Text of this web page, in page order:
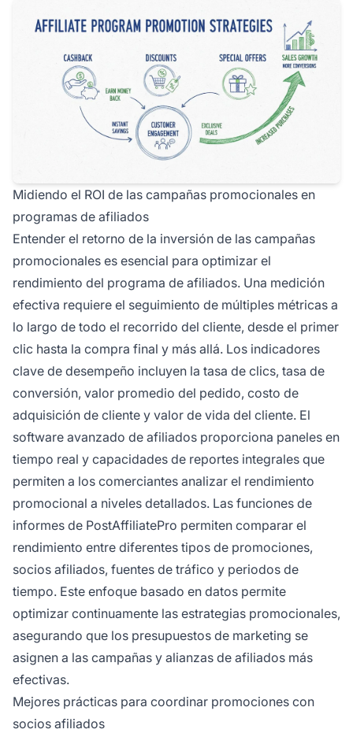
Midiendo el ROI de las campañas promocionales en
programas de afiliados
Entender el retorno de la inversión de las campañas
promocionales es esencial para optimizar el
rendimiento del programa de afiliados. Una medición
efectiva requiere el seguimiento de múltiples métricas a
lo largo de todo el recorrido del cliente, desde el primer
clic hasta la compra final y más allá. Los indicadores
clave de desempeño incluyen la tasa de clics, tasa de
conversión, valor promedio del pedido, costo de
adquisición de cliente y valor de vida del cliente. El
software avanzado de afiliados proporciona paneles en
tiempo real y capacidades de reportes integrales que
permiten a los comerciantes analizar el rendimiento
promocional a niveles detallados. Las funciones de
informes de PostAffiliatePro permiten comparar el
rendimiento entre diferentes tipos de promociones,
socios afiliados, fuentes de tráfico y periodos de
tiempo. Este enfoque basado en datos permite
optimizar continuamente las estrategias promocionales,
asegurando que los presupuestos de marketing se
asignen a las campañas y alianzas de afiliados más
efectivas.
Mejores prácticas para coordinar promociones con
socios afiliados